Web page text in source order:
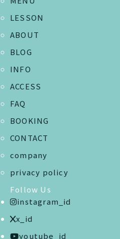
LESSON
ABOUT
BLOG
INFO
ACCESS
FAQ
BOOKING
CONTACT
company
privacy policy
Follow Us
instagram_id
x_id
youtube_id